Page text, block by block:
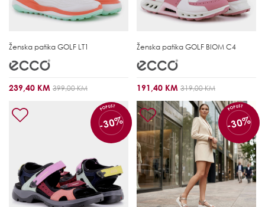
Ženska patika GOLF LT1
239,40 KM 399,00 KM
Ženska patika GOLF BIOM C4
191,40 KM 319,00 KM
POPUST
-30%
POPUST
-30%